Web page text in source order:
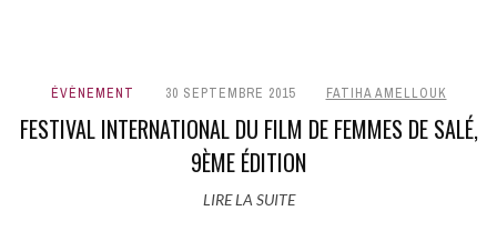
ÉVÈNEMENT 30 SEPTEMBRE 2015 FATIHA AMELLOUK
FESTIVAL INTERNATIONAL DU FILM DE FEMMES DE SALÉ,
9ÈME ÉDITION
LIRE LA SUITE